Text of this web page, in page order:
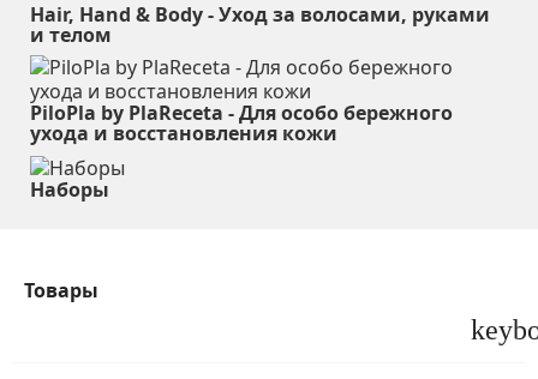
Hair, Hand & Body - Уход за волосами, руками
и телом
PiloPla by PlaReceta - Для особо бережного
ухода и восстановления кожи
Наборы
Товары